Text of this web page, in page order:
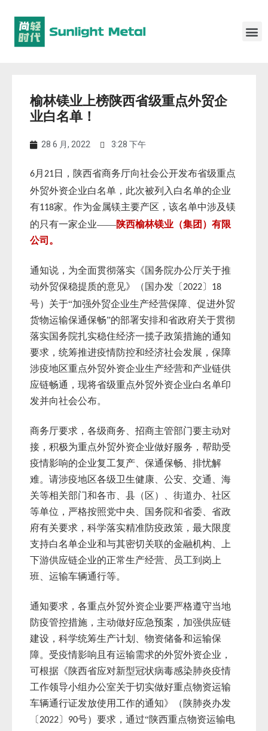
榆林镁业上榜陕西省级重点外贸企
业白名单！
28 6 月, 2022 3:28 下午
6月 21日，陕西省商务厅向社会公开发布省级重点
外贸外资企业白名单，此次被列入白名单的企业
有118家。作为金属镁主要产区，该名单中涉及镁
的只有一家企业——陕西榆林镁业（集团）有限
公司。
通知说，为全面贯彻落实《国务院办公厅关于推
动外贸保稳提质的意见》（国办发〔2022〕 18
号）关于“加强外贸企业生产经营保障、促进外贸
货物运输保通保畅”的部署安排和省政府关于贯彻
落实国务院扎实稳住经济一揽子政策措施的通知
要求，统筹推进疫情防控和经济社会发展，保障
涉疫地区重点外贸外资企业生产经营和产业链供
应链畅通，现将省级重点外贸外资企业白名单印
发并向社会公布。
商务厅要求，各级商务、招商主管部门要主动对
接，积极为重点外贸外资企业做好服务，帮助受
疫情影响的企业复工复产、保通保畅、排忧解
难。请涉疫地区各级卫生健康、公安、交通、海
关等相关部门和各市、县（区）、街道办、社区
等单位，严格按照党中央、国务院和省委、省政
府有关要求，科学落实精准防疫政策，最大限度
支持白名单企业和与其密切关联的金融机构、上
下游供应链企业的正常生产经营、员工到岗上
班、运输车辆通行等。
通知要求，各重点外贸外资企业要严格遵守当地
防疫管控措施，主动做好应急预案，加强供应链
建设，科学统筹生产计划、物资储备和运输保
障。受疫情影响且有运输需求的外贸外资企业，
可根据《陕西省应对新型冠状病毒感染肺炎疫情
工作领导小组办公室关于切实做好重点物资运输
车辆通行证发放使用工作的通知》（陕肺炎办发
〔2022〕 90号）要求，通过“陕西重点物资运输电